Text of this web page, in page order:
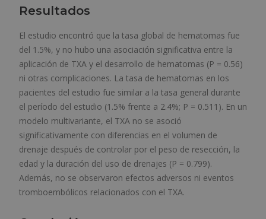
Resultados
El estudio encontró que la tasa global de hematomas fue
del 1.5%, y no hubo una asociación significativa entre la
aplicación de TXA y el desarrollo de hematomas (P = 0.56)
ni otras complicaciones. La tasa de hematomas en los
pacientes del estudio fue similar a la tasa general durante
el período del estudio (1.5% frente a 2.4%; P = 0.511). En un
modelo multivariante, el TXA no se asoció
significativamente con diferencias en el volumen de
drenaje después de controlar por el peso de resección, la
edad y la duración del uso de drenajes (P = 0.799).
Además, no se observaron efectos adversos ni eventos
tromboembólicos relacionados con el TXA.